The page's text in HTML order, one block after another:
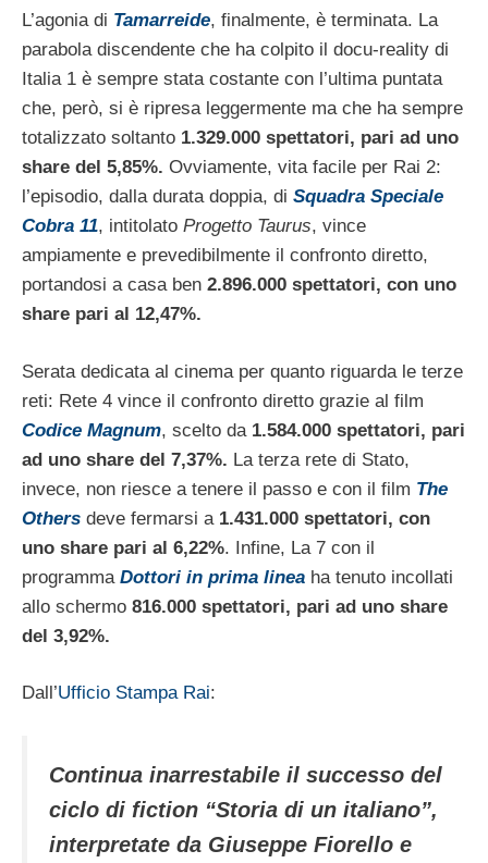
L’agonia di Tamarreide, finalmente, è terminata. La
parabola discendente che ha colpito il docu-reality di
Italia 1 è sempre stata costante con l’ultima puntata
che, però, si è ripresa leggermente ma che ha sempre
totalizzato soltanto 1.329.000 spettatori, pari ad uno
share del 5,85%. Ovviamente, vita facile per Rai 2:
l’episodio, dalla durata doppia, di Squadra Speciale
Cobra 11, intitolato Progetto Taurus, vince
ampiamente e prevedibilmente il confronto diretto,
portandosi a casa ben 2.896.000 spettatori, con uno
share pari al 12,47%.
Serata dedicata al cinema per quanto riguarda le terze
reti: Rete 4 vince il confronto diretto grazie al film
Codice Magnum, scelto da 1.584.000 spettatori, pari
ad uno share del 7,37%. La terza rete di Stato,
invece, non riesce a tenere il passo e con il film The
Others deve fermarsi a 1.431.000 spettatori, con
uno share pari al 6,22%. Infine, La 7 con il
programma Dottori in prima linea ha tenuto incollati
allo schermo 816.000 spettatori, pari ad uno share
del 3,92%.
Dall’Ufficio Stampa Rai:
Continua inarrestabile il successo del
ciclo di fiction “Storia di un italiano”,
interpretate da Giuseppe Fiorello e